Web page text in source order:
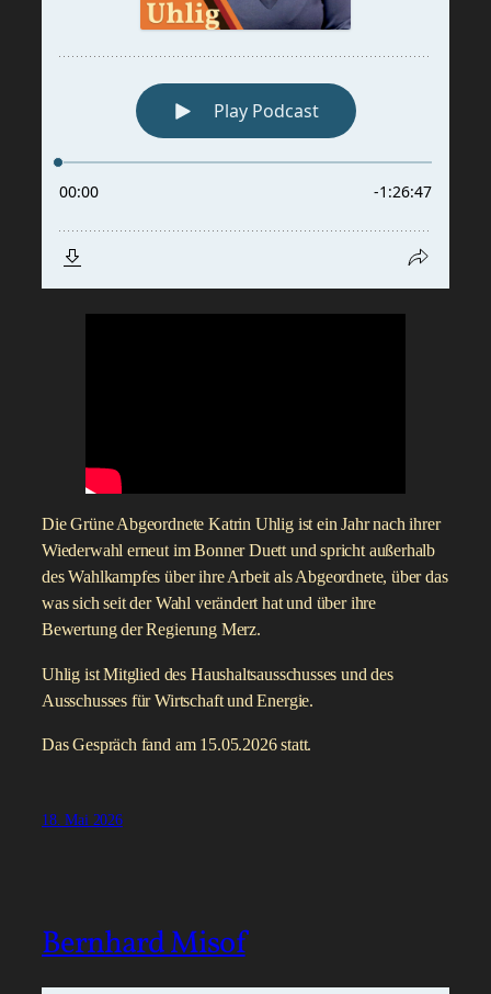
Die Grüne Abgeordnete Katrin Uhlig ist ein Jahr nach ihrer
Wiederwahl erneut im Bonner Duett und spricht außerhalb
des Wahlkampfes über ihre Arbeit als Abgeordnete, über das
was sich seit der Wahl verändert hat und über ihre
Bewertung der Regierung Merz.
Uhlig ist Mitglied des Haushaltsausschusses und des
Ausschusses für Wirtschaft und Energie.
Das Gespräch fand am 15.05.2026 statt.
18. Mai 2026
Bernhard Misof